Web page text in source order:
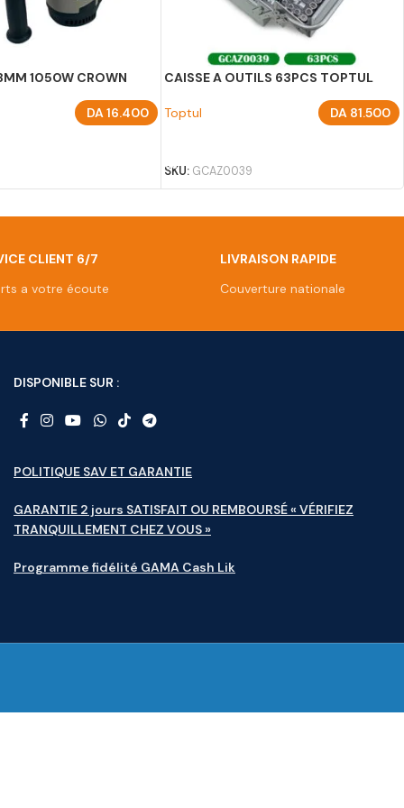
1050W CROWN
DA16.400
CAISSE A OUTILS 63PCS TOPTUL
Toptul DA81.500
SKU: GCAZ0039
CLIENT 6/7
a votre écoute
LIVRAISON RAPIDE
Couverture nationale
DISPONIBLE SUR :
POLITIQUE SAV ET GARANTIE
GARANTIE 2 jours SATISFAIT OU REMBOURSÉ « VÉRIFIEZ
TRANQUILLEMENT CHEZ VOUS »
Programme fidélité GAMA Cash Lik